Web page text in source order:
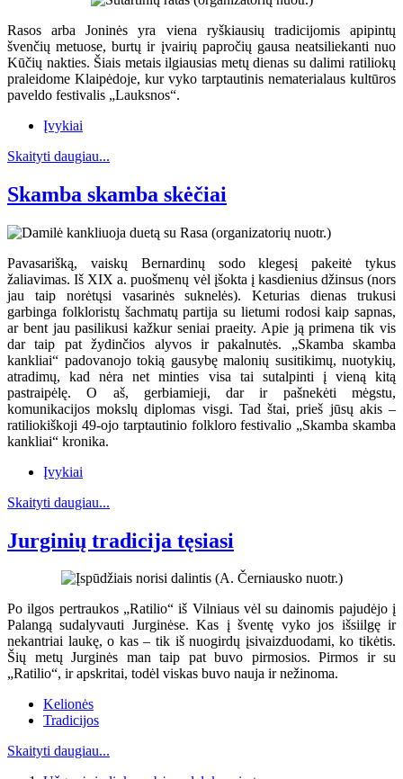
Rasos arba Joninės yra viena ryškiausių tradicijomis apipintų
švenčių metuose, burtų ir įvairių papročių gausa neatsiliekanti nuo
Kūčių nakties. Šiais metais ilgiausias metų dienas su dalimi ratiliokų
praleidome Klaipėdoje, kur vyko tarptautinis nematerialaus kultūros
paveldo festivalis „Lauksnos“.
Įvykiai
Skaityti daugiau...
Skamba skamba skėčiai
Pavasarišką, vaiskų Bernardinų sodo klegesį pakeitė tykus
žaliavimas. Iš XIX a. puošmenų vėl įšokta į kasdienius džinsus (nors
jau taip norėtųsi vasarinės suknelės). Keturias dienas trukusi
garbinga folkloristų šachmatų partija su lietumi rodosi kaip sapnas,
ar bent jau pasilikusi kažkur seniai praeity. Apie ją primena tik vis
dar taip pat žydinčios alyvos ir pakalnutės. „Skamba skamba
kankliai“ padovanojo tokią gausybę malonių susitikimų, nuotykių,
atradimų, kad nėra net minties visa tai sutalpinti į vieną kitą
pastraipėlę. O aš, gerbiamieji, dar ir pašnekėti mėgstu,
komunikacijos mokslų diplomas visgi. Tad štai, prieš jūsų akis –
ratiliokiškoji 49-ojo tarptautinio folkloro festivalio „Skamba skamba
kankliai“ kronika.
Įvykiai
Skaityti daugiau...
Jurginių tradicija tęsiasi
Po ilgos pertraukos „Ratilio“ iš Vilniaus vėl su dainomis pajudėjo į
Palangą sudalyvauti Jurginėse. Kas į šventę vyko jos išsiilgę ir
nekantriai laukę, o kas – tik iš nuogirdų įsivaizduodami, ko tikėtis.
Šių metų Jurginės man taip pat buvo pirmosios. Pirmos ir su
„Ratilio“, ir apskritai, todėl viskas buvo nauja ir nežinoma.
Kelionės
Tradicijos
Skaityti daugiau...